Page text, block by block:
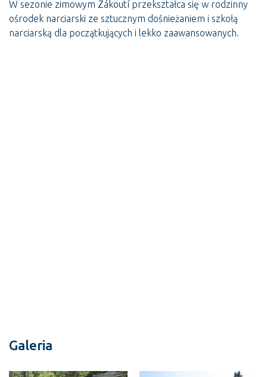
W sezonie zimowym Zákoutí przekształca się w rodzinny
ośrodek narciarski ze sztucznym dośnieżaniem i szkołą
narciarską dla początkujących i lekko zaawansowanych.
Galeria